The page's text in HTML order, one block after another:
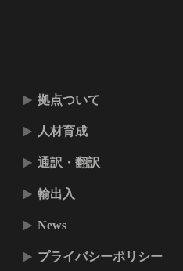
拠点ついて
人材育成
通訳・翻訳
輸出入
News
プライバシーポリシー